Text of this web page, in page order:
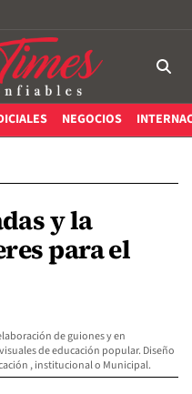
NEGOCIOS
y la
para el
de guiones y en
de educación popular. Diseño
, institucional o Municipal.